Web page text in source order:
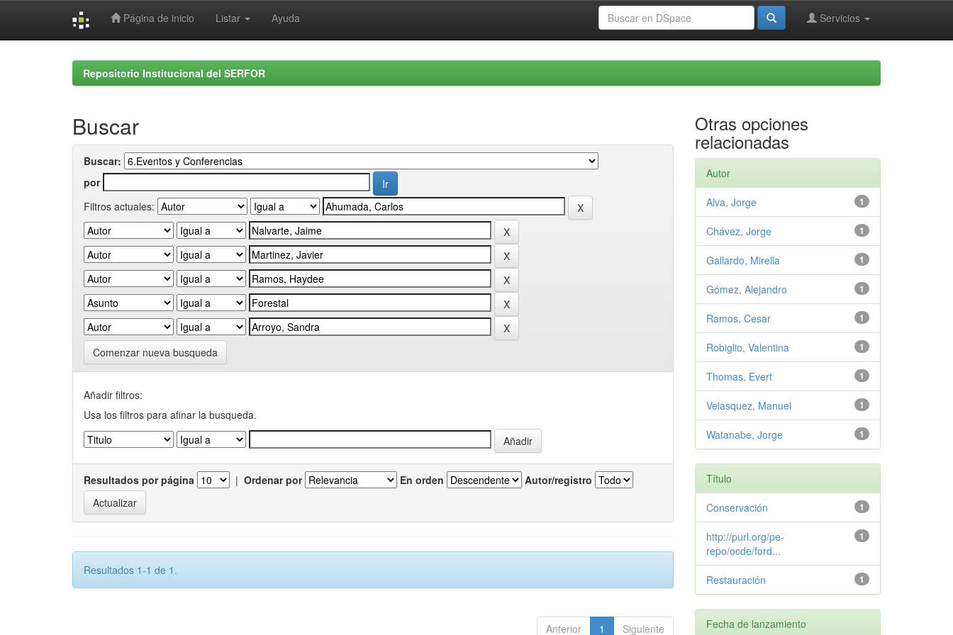
Página de inicio Listar Ayuda Servicios
Repositorio Institucional del SERFOR
Buscar
Buscar:
por
Filtros actuales:
Comenzar nueva busqueda
Añadir filtros:
Usa los filtros para afinar la busqueda.
Resultados por página | Ordenar por En orden Autor/registro
Resultados 1-1 de 1.
Anterior 1 Siguiente
Otras opciones
relacionadas
Autor
1
Alva, Jorge
1
Chávez, Jorge
1
Gallardo, Mirella
1
Gómez, Alejandro
1
Ramos, Cesar
1
Robiglio, Valentina
1
Thomas, Evert
1
Velasquez, Manuel
1
Watanabe, Jorge
Título
1
Conservación
1
http://purl.org/pe-
repo/ocde/ford...
1
Restauración
Fecha de lanzamiento